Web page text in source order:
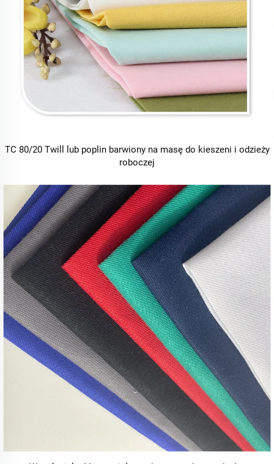
TC 80/20 Twill lub poplin barwiony na masę do kieszeni i odzieży
roboczej